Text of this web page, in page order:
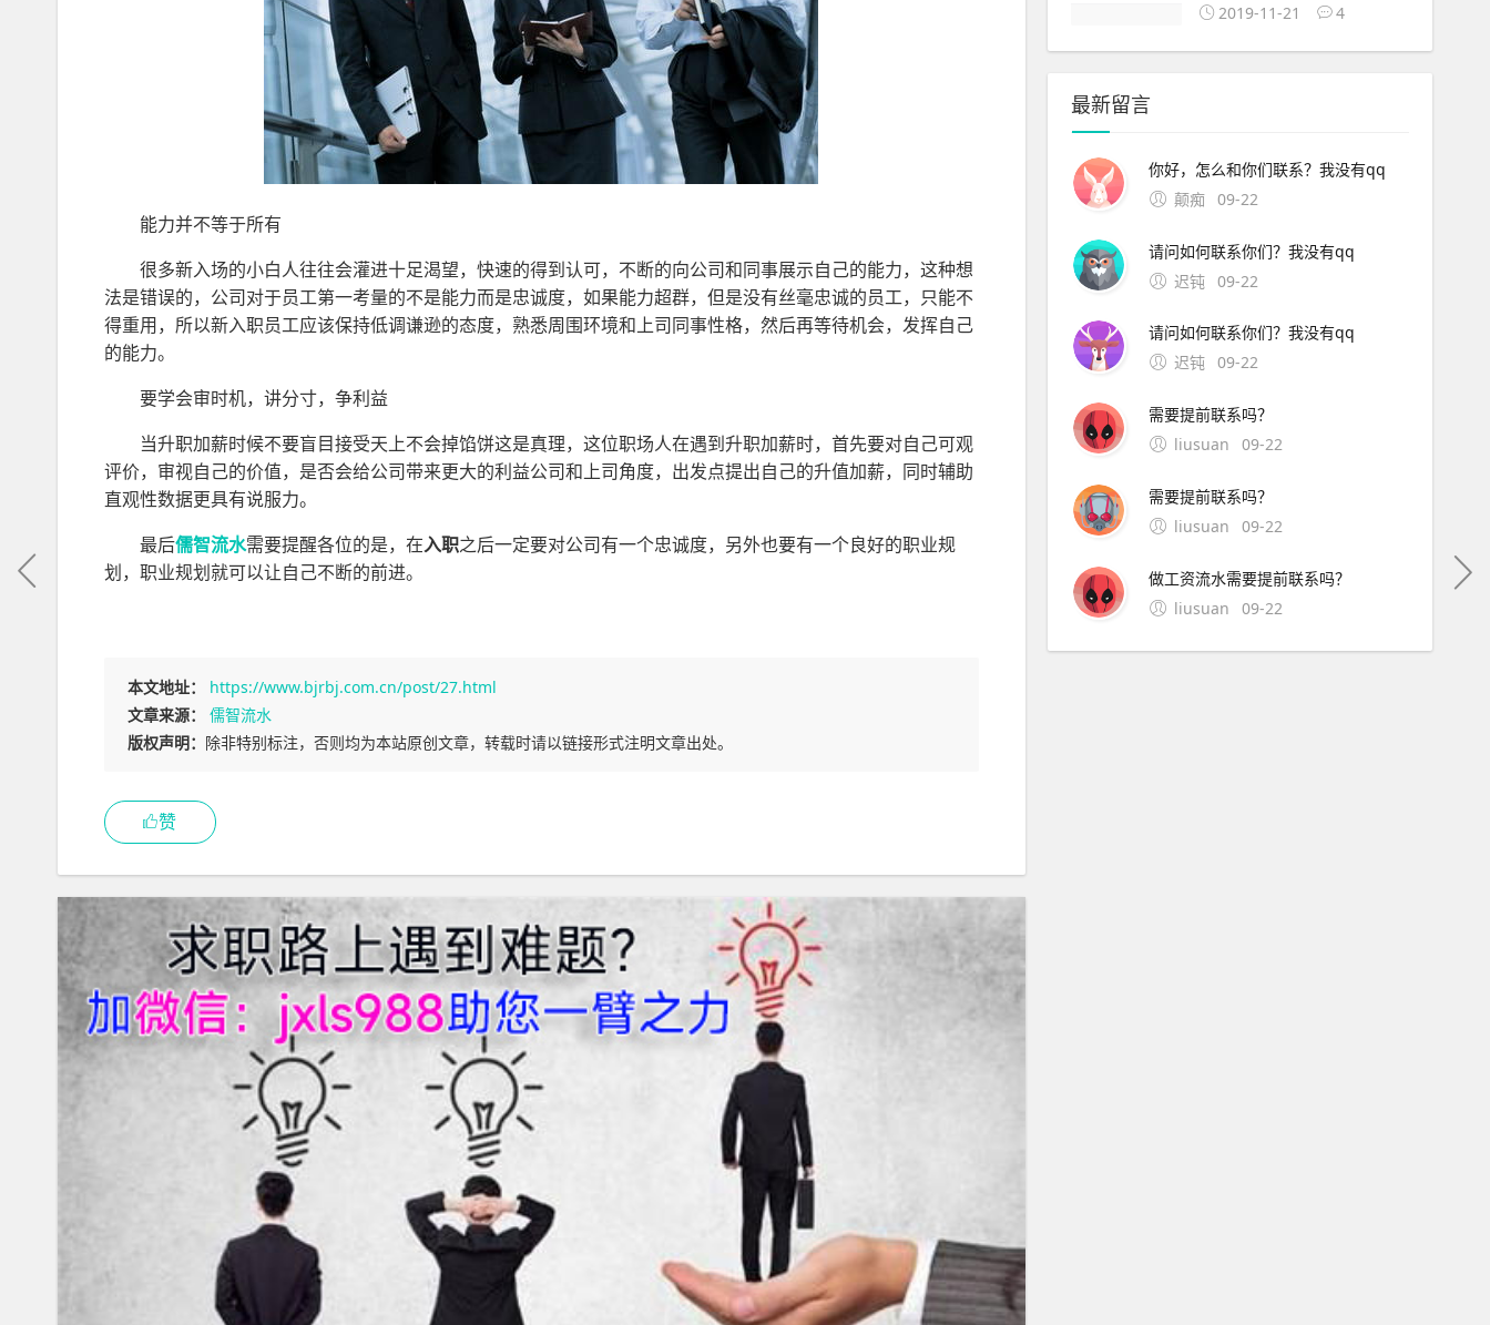
能力并不等于所有
很多新入场的小白人往往会灌进十足渴望，快速的得到认可，不断的向公司和同事展示自己的能力，这种想
法是错误的，公司对于员工第一考量的不是能力而是忠诚度，如果能力超群，但是没有丝毫忠诚的员工，只能不
得重用，所以新入职员工应该保持低调谦逊的态度，熟悉周围环境和上司同事性格，然后再等待机会，发挥自己
的能力。
要学会审时机，讲分寸，争利益
当升职加薪时候不要盲目接受天上不会掉馅饼这是真理，这位职场人在遇到升职加薪时，首先要对自己可观
评价，审视自己的价值，是否会给公司带来更大的利益公司和上司角度，出发点提出自己的升值加薪，同时辅助
直观性数据更具有说服力。
最后儒智流水需要提醒各位的是，在入职之后一定要对公司有一个忠诚度，另外也要有一个良好的职业规
划，职业规划就可以让自己不断的前进。
本文地址：
https://www.bjrbj.com.cn/post/27.html
文章来源：
儒智流水
版权声明： 除非特别标注，否则均为本站原创文章，转载时请以链接形式注明文章出处。
赞
2019-11-21
4
最新留言
你好，怎么和你们联系？我没有qq
颠痴 09-22
请问如何联系你们？我没有qq
迟钝 09-22
请问如何联系你们？我没有qq
迟钝 09-22
需要提前联系吗？
liusuan
09-22
需要提前联系吗？
liusuan
09-22
做工资流水需要提前联系吗？
liusuan
09-22